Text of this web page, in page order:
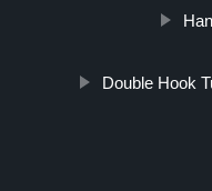
Double Hook